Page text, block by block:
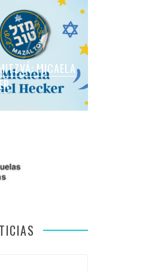
MICAELA
MARTINA
MICAELA
VIOLETA
MITZVÁ: VITALI